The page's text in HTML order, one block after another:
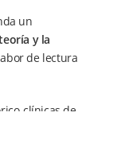
un
y la
de lectura
clínicas de